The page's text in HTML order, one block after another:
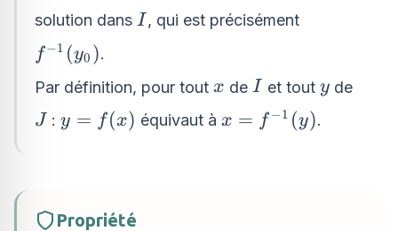
y_0
solution dans I
I, qui est précisément
f^{-1}
(y_0)
f−1 (y0 ).
Par définition, pour tout x
x de I
I et tout y
y de
J
J :y =
y = f(x) équivaut àx =
x = f −1 (y).
Propriété